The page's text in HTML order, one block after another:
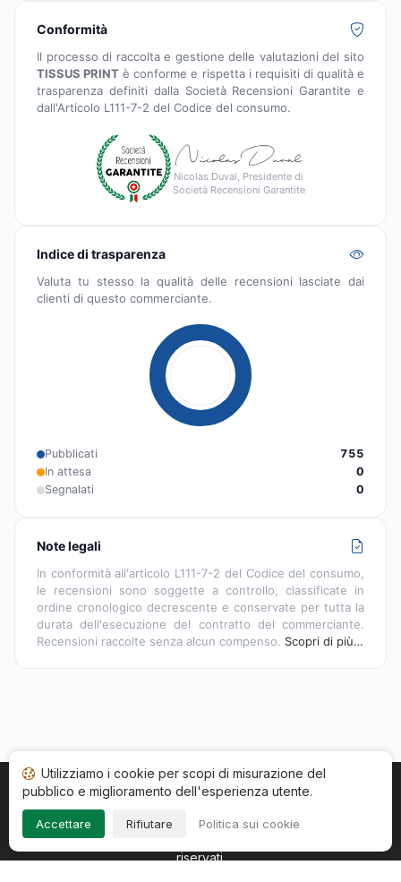
Conformità
Il processo di raccolta e gestione delle valutazioni del sito
TISSUS PRINT è conforme e rispetta i requisiti di qualità e
trasparenza definiti dalla Società Recensioni Garantite e
dall'Articolo L111-7-2 del Codice del consumo.
Nicolas Duval, Presidente di
Società Recensioni Garantite
Indice di trasparenza
Valuta tu stesso la qualità delle recensioni lasciate dai
clienti di questo commerciante.
Pubblicati
755
In attesa
0
Segnalati
0
Note legali
In conformità all'articolo L111-7-2 del Codice del consumo,
le recensioni sono soggette a controllo, classificate in
ordine cronologico decrescente e conservate per tutta la
durata dell'esecuzione del contratto del commerciante.
Recensioni raccolte senza alcun compenso. Scopri di più…
Home Stato recensioni Categorie CGU
Copyright © 2026
riservati.
Utilizziamo i cookie per scopi di misurazione del
pubblico e miglioramento dell'esperienza utente.
Accettare Rifiutare Politica sui cookie